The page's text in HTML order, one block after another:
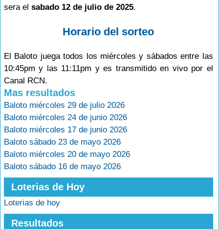
sera el sabado 12 de julio de 2025.
Horario del sorteo
El Baloto juega todos los miércoles y sábados entre las
10:45pm y las 11:11pm y es transmitido en vivo por el
Canal RCN.
Mas resultados
Baloto miércoles 29 de julio 2026
Baloto miércoles 24 de junio 2026
Baloto miércoles 17 de junio 2026
Baloto sábado 23 de mayo 2026
Baloto miércoles 20 de mayo 2026
Baloto sábado 16 de mayo 2026
Loterias de Hoy
Loterias de hoy
Resultados